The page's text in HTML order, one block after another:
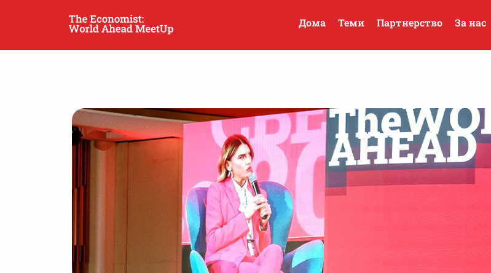
Дома Теми Партнерство За нас